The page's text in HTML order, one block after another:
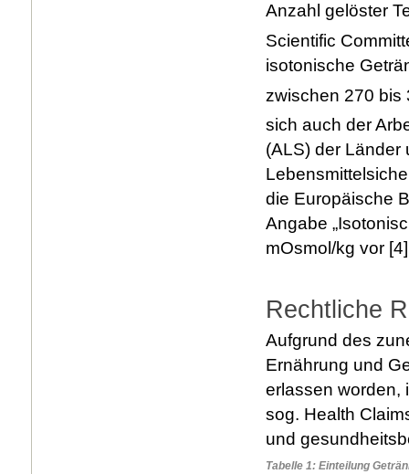
Anzahl gelöster
Scientific
isotonische
zwischen 270 bis
sich auch der
(ALS) der Länder
die Europäische
Angabe
mOsmol/kg vor
Rechtliche
Aufgrund des
Ernährung und
erlassen worden,
sog. Health
und
Tabelle 1: Einteilung